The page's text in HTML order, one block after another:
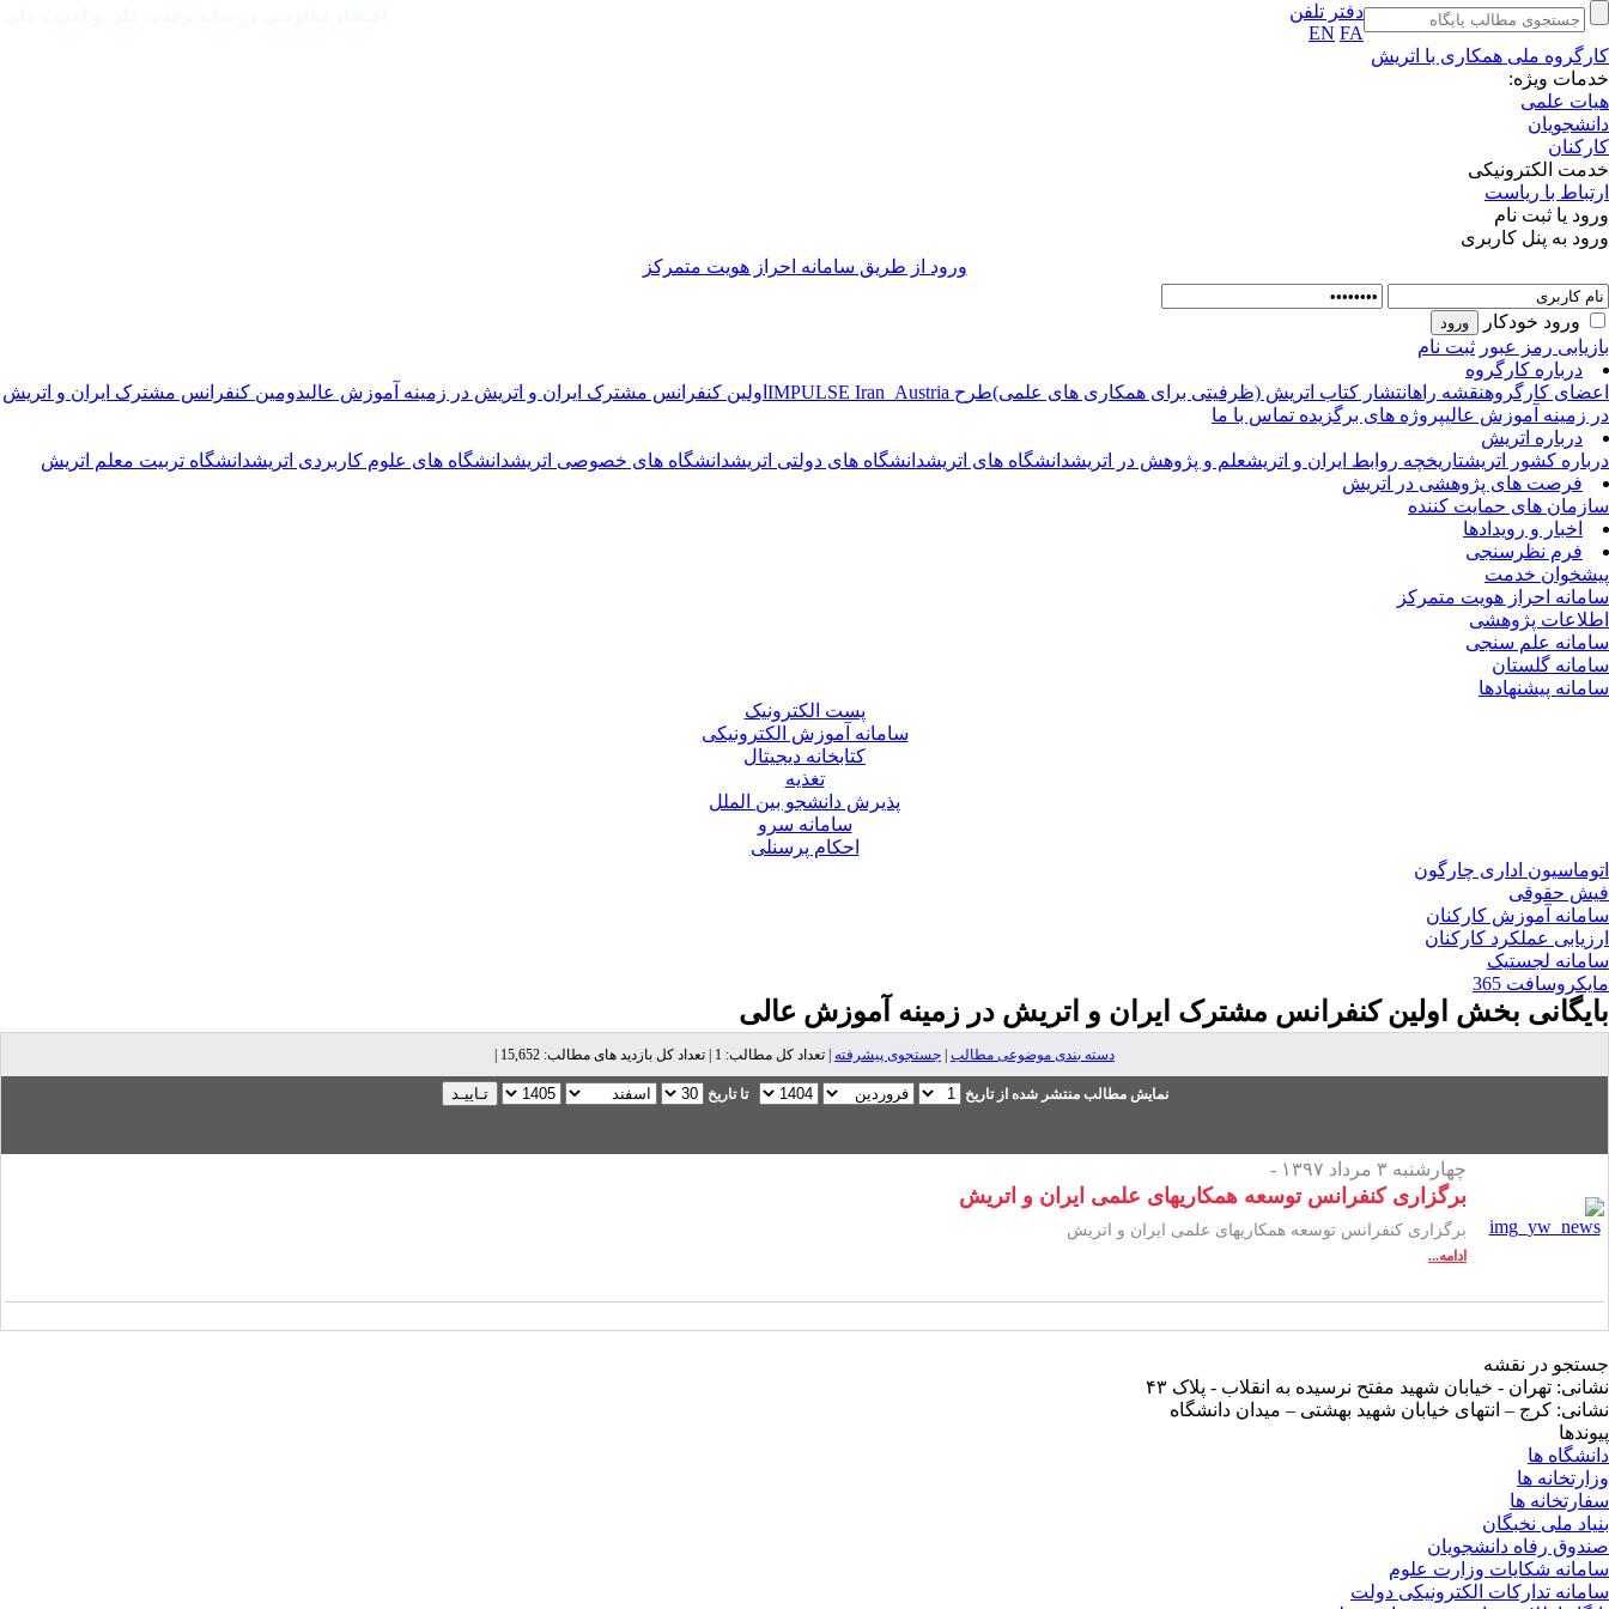
دفتر تلفن
EN FA
کارگروه ملی همکاری با اتریش
خدمات ویژه:
هیات علمی
دانشجویان
کارکنان
خدمت الکترونیکی
ارتباط با ریاست
ورود یا ثبت نام
ورود به پنل کاربری
ورود از طريق سامانه احراز هويت متمركز
ورود خودکار
بازیابی رمز عبور ثبت نام
درباره کارگروه
اعضای کارگروهنقشه راهانتشار کتاب اتریش (ظرفیتی برای همکاری های علمی)طرح IMPULSE Iran_Austria اولین کنفرانس مشترک ایران و اتریش در زمینه آموزش عالیدومین کنفرانس مشترک ایران و اتریش
در زمینه آموزش عالیپروژه های برگزیده تماس با ما
درباره اتریش
درباره کشور اتریشتاریخچه روابط ایران و اتریشعلم و پژوهش در اتریشدانشگاه های اتریشدانشگاه های دولتی اتریشدانشگاه های خصوصی اتریشدانشگاه های علوم کاربردی اتریشدانشگاه تربیت معلم اتریش
فرصت های پژوهشی در اتریش
سازمان های حمایت کننده
اخبار و رویدادها
فرم نظرسنجی
پیشخوان خدمت
سامانه احراز هویت متمرکز
اطلاعات پژوهشی
سامانه علم سنجی
سامانه گلستان
سامانه پیشنهادها
پست الکترونیک
سامانه آموزش الکترونیکی
کتابخانه دیجیتال
تغذیه
پذیرش دانشجو بین الملل
سامانه سرو
احکام پرسنلی
اتوماسیون اداری چارگون
فیش حقوقی
سامانه آموزش کارکنان
ارزیابی عملکرد کارکنان
سامانه لجستیک
مایکروسافت 365
بایگانی بخش اولین کنفرانس مشترک ایران و اتریش در زمینه آموزش عالی
دسته بندی موضوعی مطالب جستجوی پیشرفته | تعداد کل مطالب: 1 | تعداد کل بازدید های مطالب: 15,652 |
نمایش مطالب منتشر شده از تاریخ تا تاریخ
چهارشنبه ۳ مرداد ۱۳۹۷ -
برگزاری کنفرانس توسعه همکاریهای علمی ایران و اتریش
برگزاری کنفرانس توسعه همکاریهای علمی ایران و اتریش
ادامه...
جستجو در نقشه
نشانی: تهران - خیابان شهید مفتح نرسیده به انقلاب - پلاک ۴۳
نشانی: کرج – انتهای خیابان شهید بهشتی – میدان دانشگاه
پیوندها
دانشگاه ها
وزارتخانه ها
سفارتخانه ها
بنیاد ملی نخبگان
صندوق رفاه دانشجویان
سامانه شکایات وزارت علوم
سامانه تدارکات الکترونیکی دولت